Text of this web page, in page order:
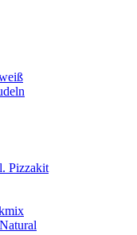
Pizzakit